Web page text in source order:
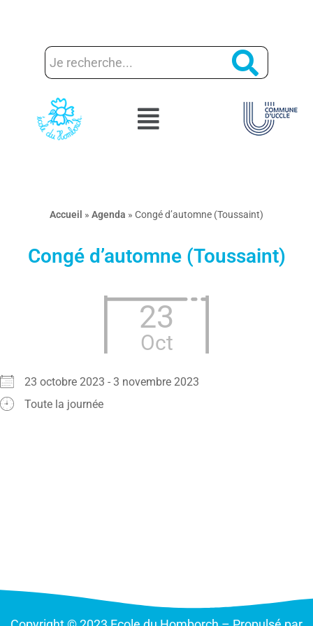
contenu
Accueil » Agenda » Congé d’automne (Toussaint)
Congé d’automne (Toussaint)
23
Oct
23 octobre 2023 - 3 novembre 2023
Toute la journée